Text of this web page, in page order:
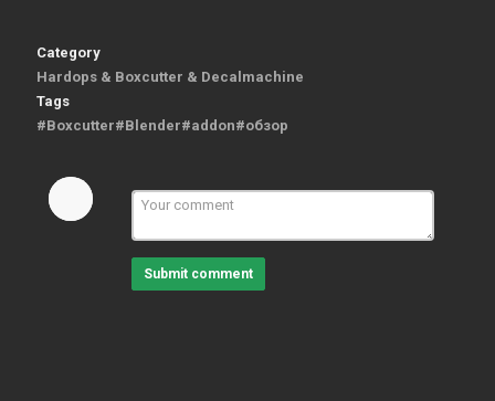
Category
Hardops & Boxcutter & Decalmachine
Tags
#Boxcutter#Blender#addon#обзор
Submit comment